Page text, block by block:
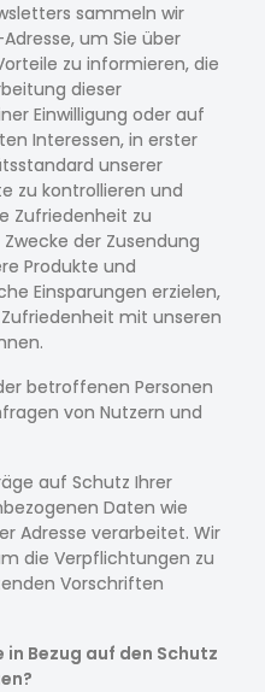
sammeln wir
um Sie über
zu informieren, die
dieser
Einwilligung oder auf
Interessen, in erster
unserer
zu kontrollieren und
Zufriedenheit zu
der Zusendung
Produkte und
Einsparungen erzielen,
mit unseren
betroffenen Personen
von Nutzern und
auf Schutz Ihrer
Daten wie
Adresse verarbeitet. Wir
die Verpflichtungen zu
Vorschriften
in Bezug auf den Schutz